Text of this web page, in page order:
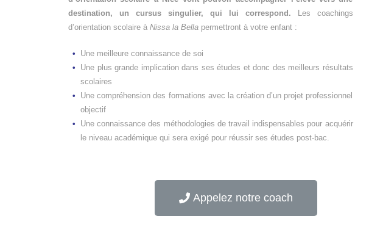
destination, un cursus singulier, qui lui correspond. Les coachings
d’orientation scolaire à Nissa la Bella permettront à votre enfant :
Une meilleure connaissance de soi
Une plus grande implication dans ses études et donc des meilleurs résultats
scolaires
Une compréhension des formations avec la création d’un projet professionnel
objectif
Une connaissance des méthodologies de travail indispensables pour acquérir
le niveau académique qui sera exigé pour réussir ses études post-bac.
Appelez notre coach